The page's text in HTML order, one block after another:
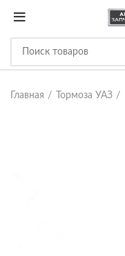
Главная Тормоза УАЗ